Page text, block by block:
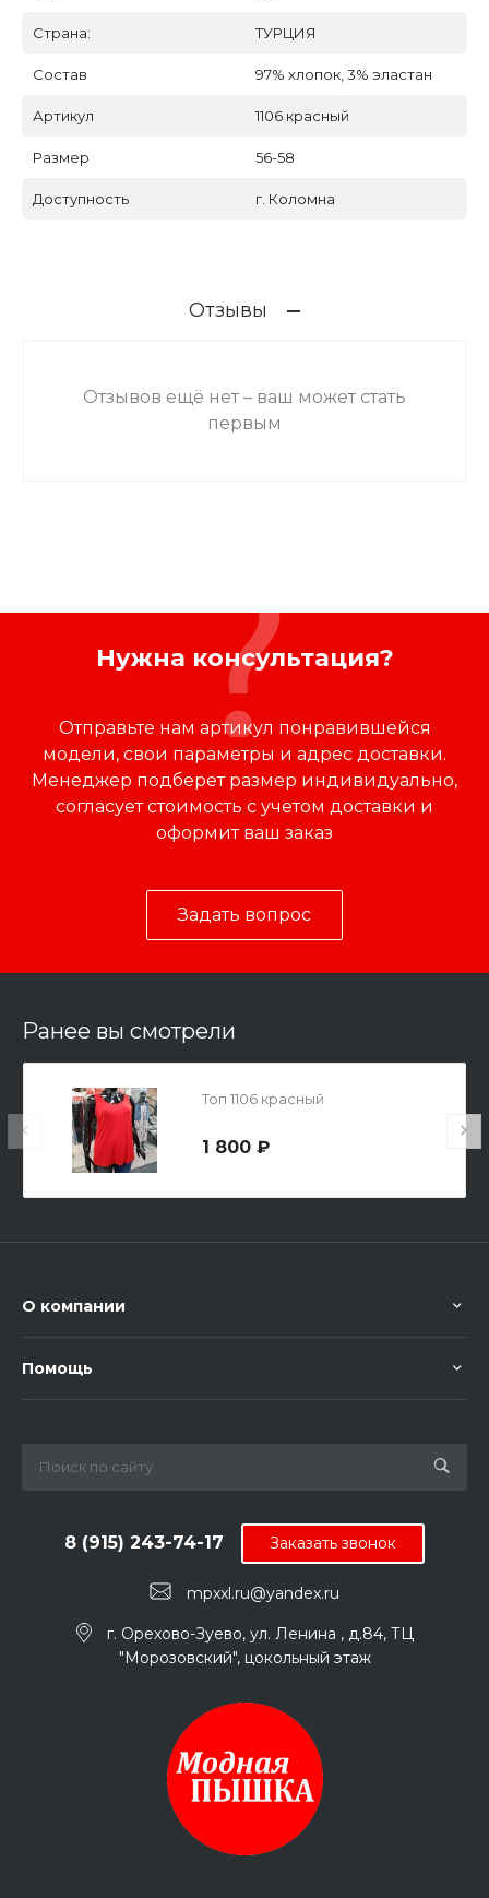
Страна: ТУРЦИЯ
Состав 97% хлопок, 3% эластан
Артикул 1106 красный
Размер 56-58
Доступность г. Коломна
Отзывы
Отзывов ещё нет – ваш может стать
первым
Нужна консультация?
Отправьте нам артикул понравившейся
модели, свои параметры и адрес доставки.
Менеджер подберет размер индивидуально,
согласует стоимость с учетом доставки и
оформит ваш заказ
Задать вопрос
Ранее вы смотрели
Топ 1106 красный
1 800 ₽
О компании
Помощь
mpxxl.ru@yandex.ru
8 (915) 243-74-17
г. Орехово-Зуево, ул. Ленина , д.84, ТЦ
"Морозовский", цокольный этаж
Заказать звонок